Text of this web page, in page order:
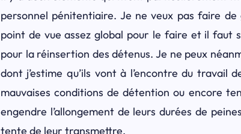
personnel pénitentiaire. Je ne veux pas faire
point de vue assez global pour le faire et il faut
pour la réinsertion des détenus. Je ne peux
dont j’estime qu’ils vont à l’encontre du travail
mauvaises conditions de détention ou encore
engendre l’allongement de leurs durées de
tente de leur transmettre.